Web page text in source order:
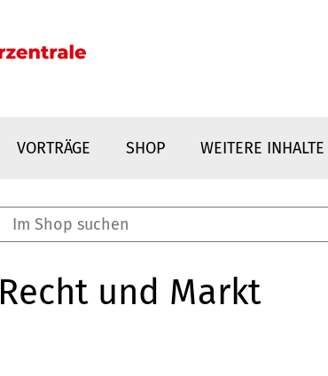
VORTRÄGE SHOP WEITERE INHALTE
Recht und Markt